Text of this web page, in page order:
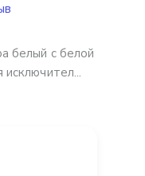
белый с белой